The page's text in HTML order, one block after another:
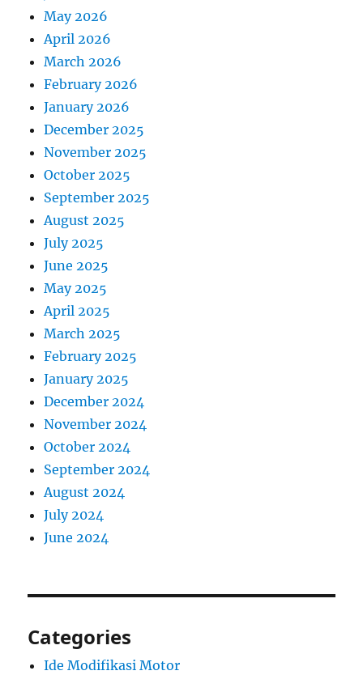
May 2026
April 2026
March 2026
February 2026
January 2026
December 2025
November 2025
October 2025
September 2025
August 2025
July 2025
June 2025
May 2025
April 2025
March 2025
February 2025
January 2025
December 2024
November 2024
October 2024
September 2024
August 2024
July 2024
June 2024
Categories
Ide Modifikasi Motor